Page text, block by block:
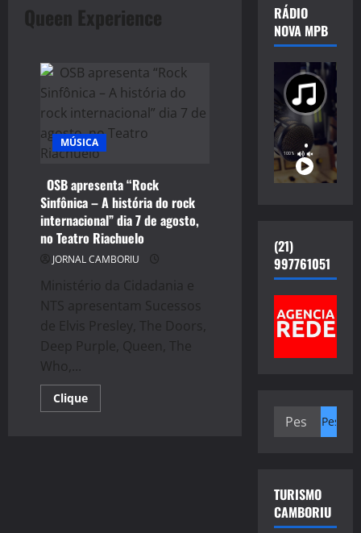
Queen Experience
MÚSICA
OSB apresenta “Rock
Sinfônica – A história do rock
internacional” dia 7 de agosto,
no Teatro Riachuelo
JORNAL CAMBORIU
Ministério da Cidadania e
NTS apresentam Sucessos
de Elvis Presley, The Doors,
Deep Purple, Queen, The
Who,...
CliqueRead
more
RÁDIO
NOVA MPB
(21)
997761051
Pesquisar
TURISMO
CAMBORIU